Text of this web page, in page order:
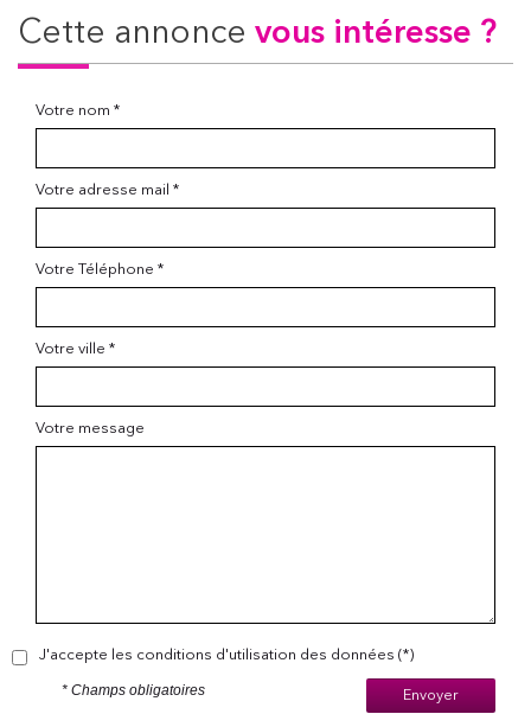
cette annonce vous intéresse ?
Votre nom *
Votre adresse mail *
Votre Téléphone *
Votre ville *
Votre message
J'accepte les conditions d'utilisation des données (*)
Envoyer
* Champs obligatoires